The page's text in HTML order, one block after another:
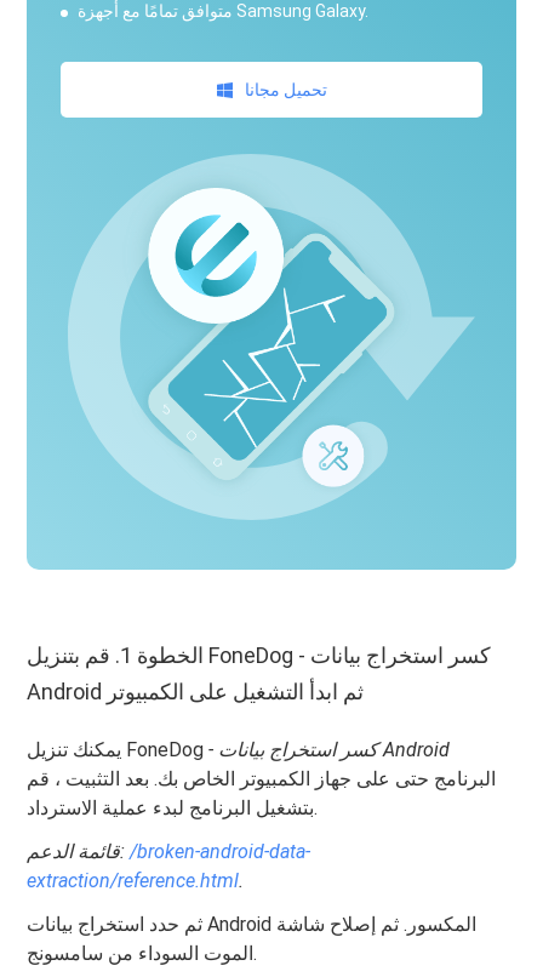
متوافق تمامًا مع أجهزة Samsung Galaxy.
تحميل مجانا
الخطوة 1. قم بتنزيل FoneDog - كسر استخراج بيانات
Android ثم ابدأ التشغيل على الكمبيوتر
يمكنك تنزيل FoneDog
- كسر استخراج بيانات Android
البرنامج حتى على جهاز الكمبيوتر الخاص بك. بعد التثبيت ، قم
بتشغيل البرنامج لبدء عملية الاسترداد.
قائمة الدعم:/broken-android-data-
extraction/reference.html.
ثم حدد استخراج بيانات Android المكسور. ثم إصلاح شاشة
الموت السوداء من سامسونج.